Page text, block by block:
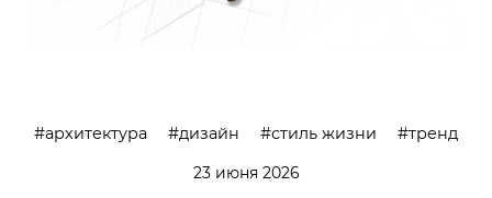
архитектура дизайн стиль жизни
тренд
23 июня 2026